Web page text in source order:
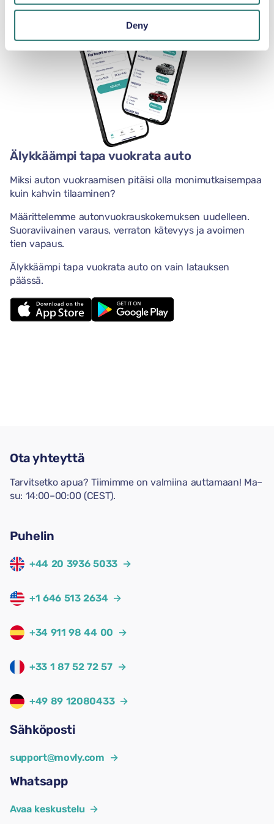
Deny
Älykkäämpi tapa vuokrata auto
Miksi auton vuokraamisen pitäisi olla monimutkaisempaa
kuin kahvin tilaaminen?
Määrittelemme autonvuokrauskokemuksen uudelleen.
Suoraviivainen varaus, verraton kätevyys ja avoimen
tien vapaus.
Älykkäämpi tapa vuokrata auto on vain latauksen
päässä.
Ota yhteyttä
Tarvitsetko apua? Tiimimme on valmiina auttamaan! Ma–
su: 14:00–00:00 (CEST).
Puhelin
+44 20 3936 5033 →
+1 646 513 2634 →
+34 911 98 44 00 →
+33 1 87 52 72 57 →
+49 89 12080433 →
Sähköposti
support@movly.com →
Whatsapp
Avaa keskustelu →